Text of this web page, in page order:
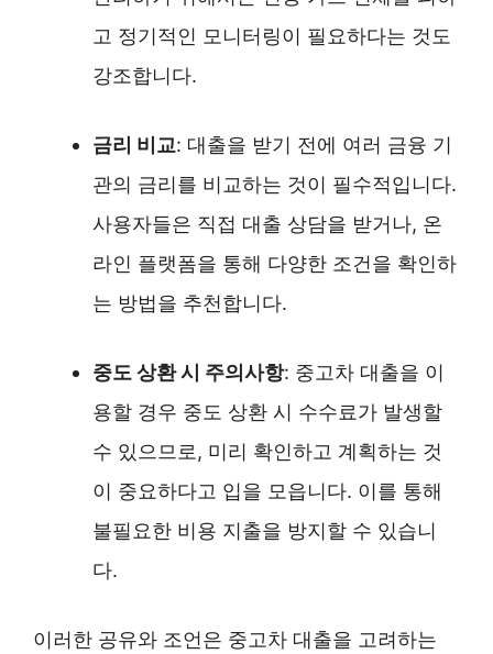
고 정기적인 모니터링이 필요하다는 것도
강조합니다.
금리 비교: 대출을 받기 전에 여러 금융 기
관의 금리를 비교하는 것이 필수적입니다.
사용자들은 직접 대출 상담을 받거나, 온
라인 플랫폼을 통해 다양한 조건을 확인하
는 방법을 추천합니다.
중도 상환 시 주의사항: 중고차 대출을 이
용할 경우 중도 상환 시 수수료가 발생할
수 있으므로, 미리 확인하고 계획하는 것
이 중요하다고 입을 모읍니다. 이를 통해
불필요한 비용 지출을 방지할 수 있습니
다.
이러한 공유와 조언은 중고차 대출을 고려하는